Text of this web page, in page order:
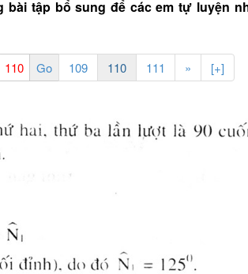
tập bổ sung để các em tự luyện
109 110 111 » [+]